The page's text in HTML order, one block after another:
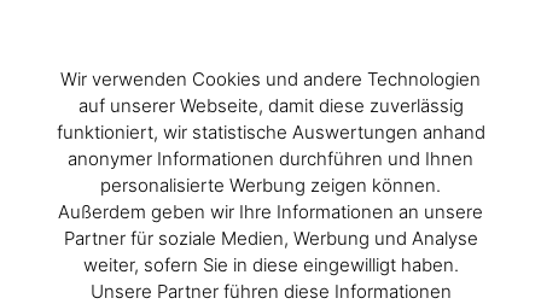
Wir verwenden Cookies und andere Technologien
auf unserer Webseite, damit diese zuverlässig
funktioniert, wir statistische Auswertungen anhand
anonymer Informationen durchführen und Ihnen
personalisierte Werbung zeigen können.
Außerdem geben wir Ihre Informationen an unsere
Partner für soziale Medien, Werbung und Analyse
weiter, sofern Sie in diese eingewilligt haben.
Unsere Partner führen diese Informationen